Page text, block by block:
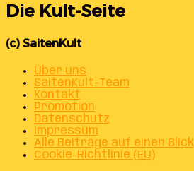
Die Kult-Seite
(c) SaitenKult
Über uns
SaitenKult-Team
Kontakt
Promotion
Datenschutz
Impressum
Alle Beiträge auf einen Blick
Cookie-Richtlinie (EU)